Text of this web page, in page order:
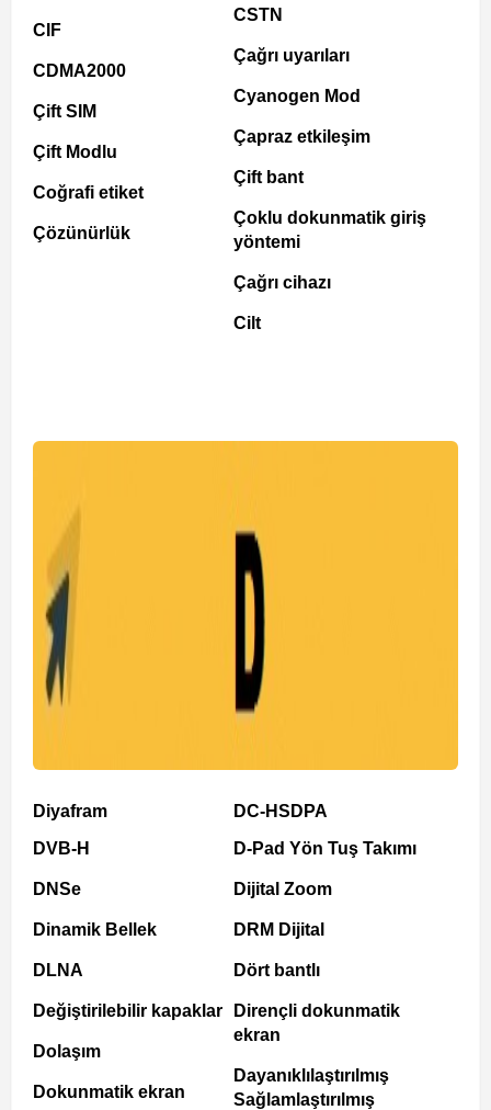
CIF
CDMA2000
Çift SIM
Çift Modlu
Coğrafi etiket
Çözünürlük
CSTN
Çağrı uyarıları
Cyanogen Mod
Çapraz etkileşim
Çift bant
Çoklu dokunmatik giriş
yöntemi
Çağrı cihazı
Cilt
Diyafram
DVB-H
DNSe
Dinamik Bellek
DLNA
Değiştirilebilir kapaklar
Dolaşım
Dokunmatik ekran
DC-HSDPA
D-Pad Yön Tuş Takımı
Dijital Zoom
DRM Dijital
Dört bantlı
Dirençli dokunmatik
ekran
Dayanıklılaştırılmış
Sağlamlaştırılmış